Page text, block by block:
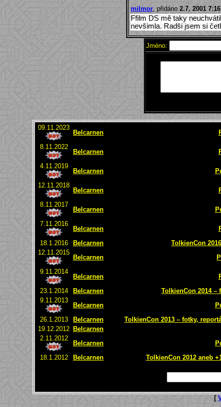
milmor , přidáno 2.7. 2001
Ffilm DS mě taky
nevšimla. Radši jsem si
Jméno:
09.11.2023
Belcarnen
8.11.2022
Belcarnen
4.11.2019
Belcarnen
12.11.2018
Belcarnen
8.11.2017
Belcarnen
7.11.2016
Belcarnen
18.1.2016
Belcarnen
TolkienCon
12.11.2015
Belcarnen
9.11.2014
Belcarnen
23.1.2014
Belcarnen
TolkienCon 2014 –
9.11.2013
Belcarnen
26.1.2013
Belcarnen
TolkienCon 2013 – fotky,
19.12.2012 Belcarnen
2.11.2012
Belcarnen
18.1.2012
Belcarnen TolkienCon 2012 aneb
[